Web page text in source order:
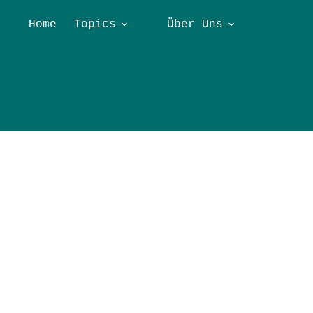
Home Topics Über Uns